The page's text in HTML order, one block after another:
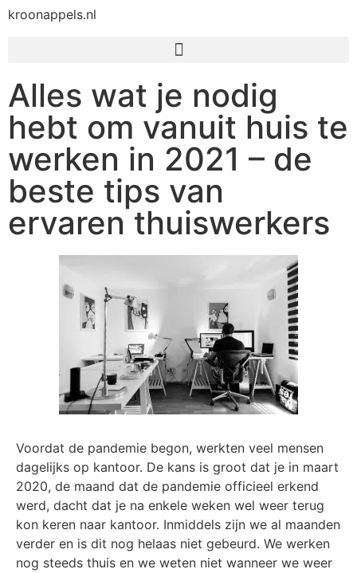
kroonappels.nl
Alles wat je nodig
hebt om vanuit huis te
werken in 2021 – de
beste tips van
ervaren thuiswerkers
Voordat de pandemie begon, werkten veel mensen
dagelijks op kantoor. De kans is groot dat je in maart
2020, de maand dat de pandemie officieel erkend
werd, dacht dat je na enkele weken wel weer terug
kon keren naar kantoor. Inmiddels zijn we al maanden
verder en is dit nog helaas niet gebeurd. We werken
nog steeds thuis en we weten niet wanneer we weer